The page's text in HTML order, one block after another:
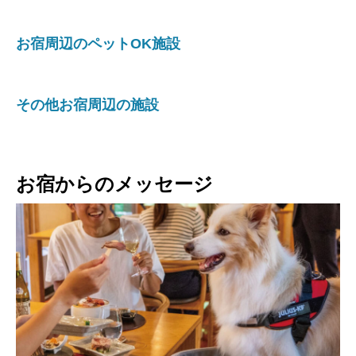
お宿周辺のペットOK施設
その他お宿周辺の施設
お宿からのメッセージ